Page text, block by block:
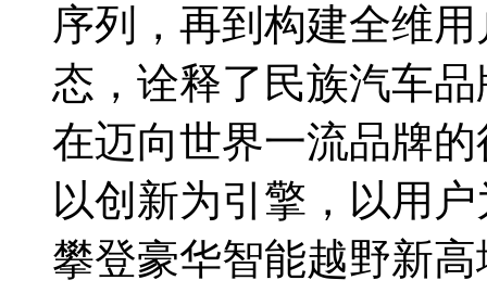
序列，再到构建全维
态，诠释了民族汽车
在迈向世界一流品牌
以创新为引擎，以用
攀登豪华智能越野新